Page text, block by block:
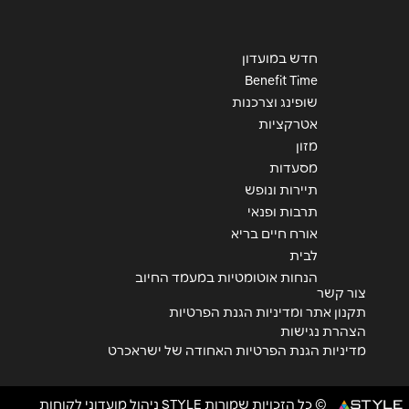
חדש במועדון
Benefit Time
שופינג וצרכנות
אטרקציות
מזון
מסעדות
תיירות ונופש
תרבות ופנאי
אורח חיים בריא
לבית
הנחות אוטומטיות במעמד החיוב
צור קשר
תקנון אתר ומדיניות הגנת הפרטיות
הצהרת נגישות
מדיניות הגנת הפרטיות האחודה של ישראכרט
© כל הזכויות שמורות STYLE ניהול מועדוני לקוחות